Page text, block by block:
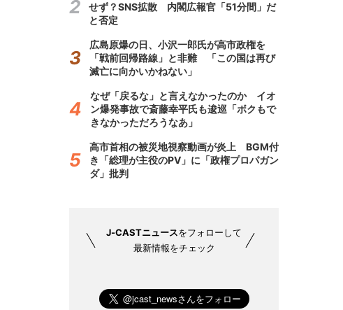
せず？SNS拡散 内閣広報官「51分間」だ
と否定
広島原爆の日、小沢一郎氏が高市政権を
「戦前回帰路線」と非難 「この国は再び
滅亡に向かいかねない」
なぜ「戻るな」と言えなかったのか イオ
ン爆発事故で斎藤幸平氏も逡巡「ボクもで
きなかっただろうなあ」
高市首相の被災地視察動画が炎上 BGM付
き「総理が主役のPV」に「政権プロパガン
ダ」批判
J-CASTニュースをフォローして
最新情報をチェック